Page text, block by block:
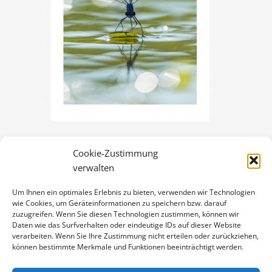
Cookie-Zustimmung
verwalten
Um Ihnen ein optimales Erlebnis zu bieten, verwenden wir Technologien
wie Cookies, um Geräteinformationen zu speichern bzw. darauf
zuzugreifen. Wenn Sie diesen Technologien zustimmen, können wir
Daten wie das Surfverhalten oder eindeutige IDs auf dieser Website
verarbeiten. Wenn Sie Ihre Zustimmung nicht erteilen oder zurückziehen,
können bestimmte Merkmale und Funktionen beeinträchtigt werden.
GEBÄNDERTE PRACHTLIBELLE
Enthält 19% Mwst.
Versand
Klappkarte DIN A6 (105 x 148 mm), mit Originalfoto (ca. 90 x 130
mm) und Umschlag
GEBÄNDERTE